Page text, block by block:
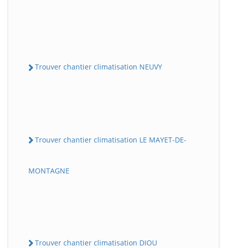
Trouver chantier climatisation NEUVY
Trouver chantier climatisation LE MAYET-DE-
MONTAGNE
Trouver chantier climatisation DIOU